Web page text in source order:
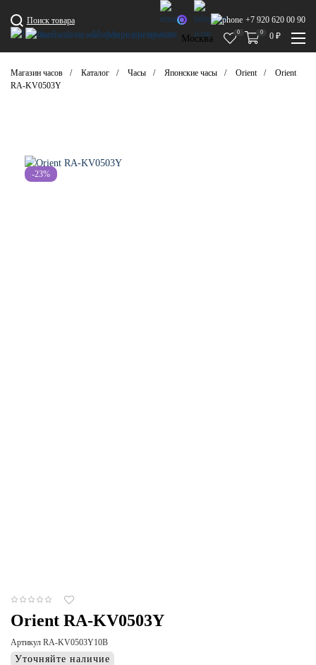
Поиск товара +7 920 620 00 90
Москва
0 0 0 ₽
Магазин часов Каталог Часы Японские часы Orient
Orient
RA-KV0503Y
-23%
Orient RA-KV0503Y
Артикул RA-KV0503Y10B
Уточняйте наличие